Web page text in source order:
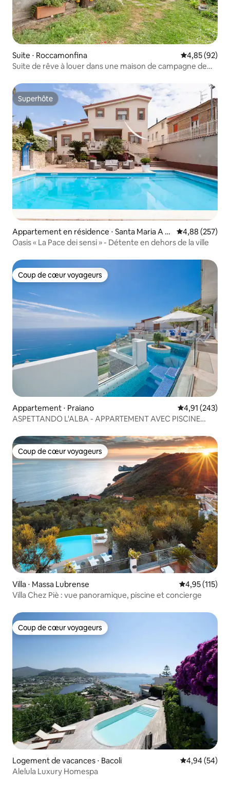
Suite ⋅ Roccamonfina Évaluation
4,85 (92)
Suite de rêve à louer dans une maison de campagne de
Superhôte
Superhôte
Appartement en résidence ⋅ Santa Maria A Vi
co
Évaluation
4,88 (257)
Oasis « La Pace dei sensi » - Détente en dehors de la ville
Coup de cœur voyageurs
Coup de cœur voyageurs
Appartement ⋅ Praiano Évaluation
4,91 (243)
ASPETTANDO L'ALBA - APPARTEMENT AVEC PISCINE
Coup de cœur voyageurs
Coup de cœur voyageurs
Villa ⋅ Massa Lubrense Évaluation
4,95 (115)
Villa Chez Piè : vue panoramique, piscine et concierge
Coup de cœur voyageurs
Coup de cœur voyageurs
Logement de vacances ⋅ Bacoli Évaluation
4,94 (54)
Alelula Luxury Homespa